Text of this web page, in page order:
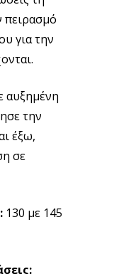
Επανέλαβε το
πίεσε
το όριο σου
4κιλα
την ένταση